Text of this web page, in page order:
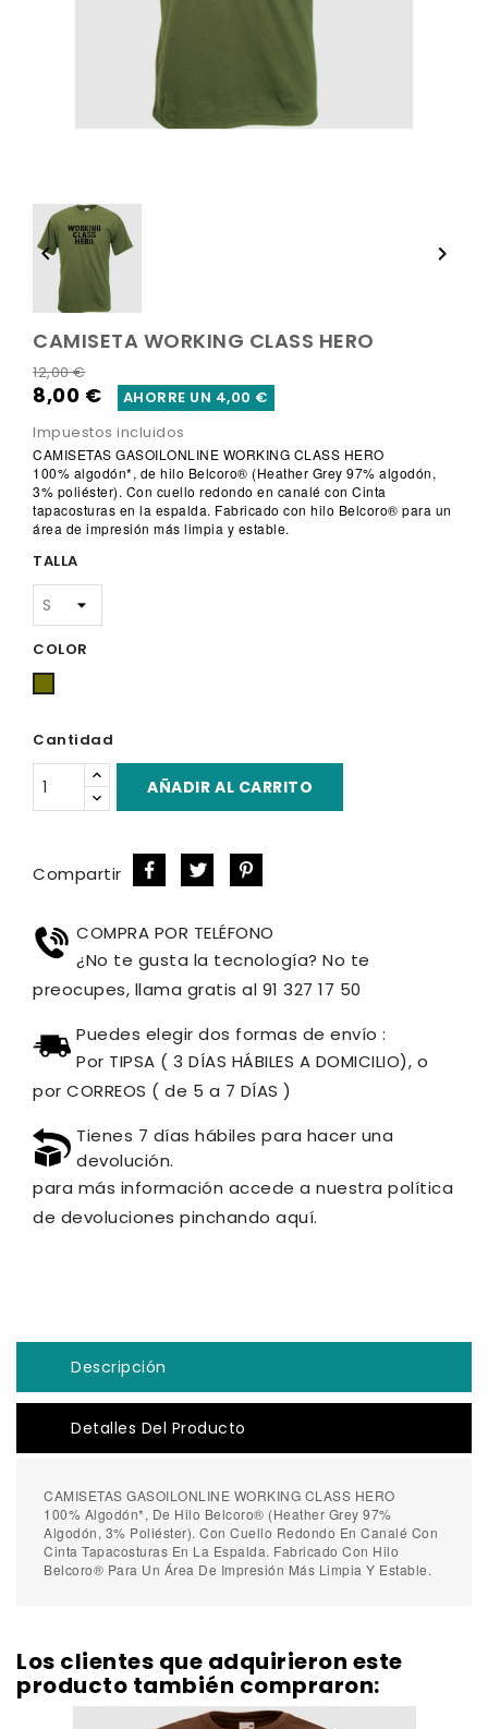
 
CAMISETA WORKING CLASS HERO
12,00 €
8,00 €
AHORRE UN 4,00 €
Impuestos incluidos
CAMISETAS GASOILONLINE WORKING CLASS HERO
100% algodón*, de hilo Belcoro® (Heather Grey 97% algodón,
3% poliéster). Con cuello redondo en canalé con Cinta
tapacosturas en la espalda. Fabricado con hilo Belcoro® para un
área de impresión más limpia y estable.
TALLA
COLOR
Cantidad
AÑADIR AL CARRITO
Compartir
COMPRA POR TELÉFONO
¿No te gusta la tecnología? No te
preocupes, llama gratis al 91 327 17 50
Puedes elegir dos formas de envío :
Por TIPSA ( 3 DÍAS HÁBILES A DOMICILIO), o
por CORREOS ( de 5 a 7 DÍAS )
Tienes 7 días hábiles para hacer una
devolución.
para más información accede a nuestra política
de devoluciones pinchando aquí.
Descripción
Detalles Del Producto
CAMISETAS GASOILONLINE WORKING CLASS HERO
100% Algodón*, De Hilo Belcoro® (Heather Grey 97%
Algodón, 3% Poliéster). Con Cuello Redondo En Canalé Con
Cinta Tapacosturas En La Espalda. Fabricado Con Hilo
Belcoro® Para Un Área De Impresión Más Limpia Y Estable.
Los clientes que adquirieron este
producto también compraron: